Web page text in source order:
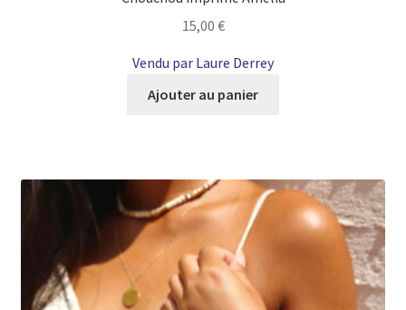
15,00 €
Vendu par Laure Derrey
Ajouter au panier